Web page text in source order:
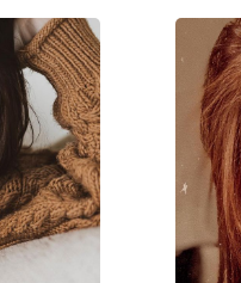
15 mm
100 g
No
Sì
Sì